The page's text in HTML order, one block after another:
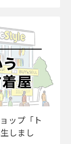
ップ「ト
しまし